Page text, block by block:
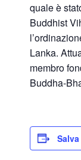
quale è
Buddhist
Lanka.
membro
Buddha-